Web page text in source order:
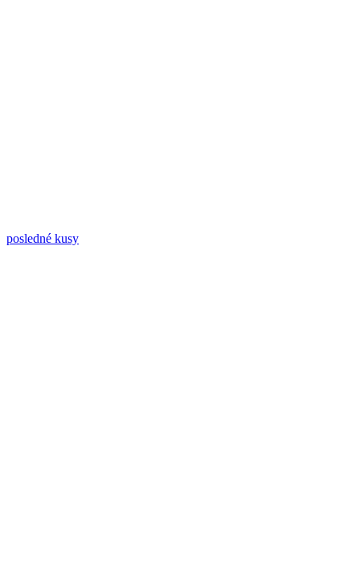
posledné kusy